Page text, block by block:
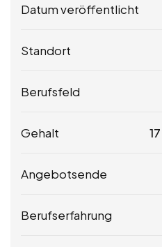
Datum veröffentlicht
Standort
Berufsfeld
Gehalt 17
Angebotsende
Berufserfahrung